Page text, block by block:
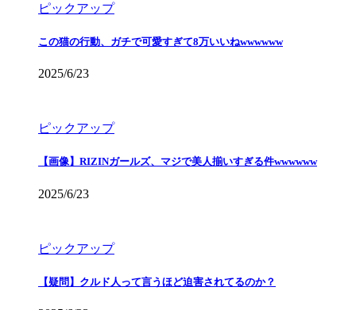
ピックアップ
この猫の行動、ガチで可愛すぎて8万いいねwwwwww
2025/6/23
ピックアップ
【画像】RIZINガールズ、マジで美人揃いすぎる件wwwwww
2025/6/23
ピックアップ
【疑問】クルド人って言うほど迫害されてるのか？